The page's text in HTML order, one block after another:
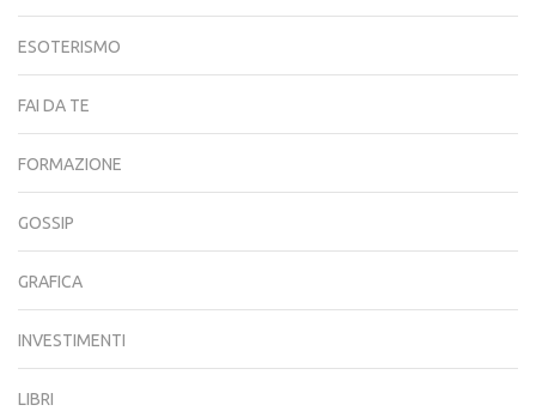
ESOTERISMO
FAI DA TE
FORMAZIONE
GOSSIP
GRAFICA
INVESTIMENTI
LIBRI